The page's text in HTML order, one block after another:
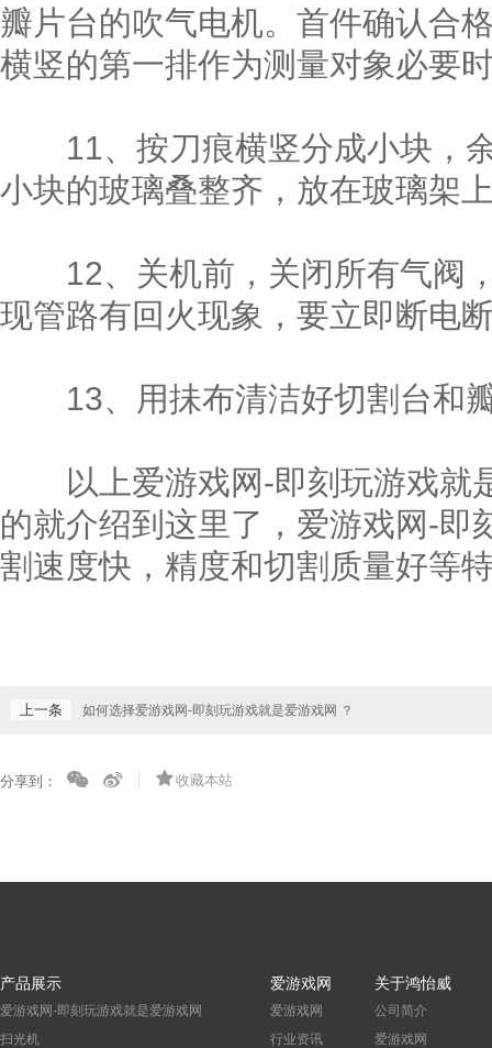
瓣片台的吹气电机。首件确认合
横竖的第一排作为测量对象必要
11、按刀痕横竖分成小块，余
小块的玻璃叠整齐，放在玻璃架
12、关机前，关闭所有气阀，
现管路有回火现象，要立即断电
13、用抺布清洁好切割台和
以上爱游戏网-即刻玩游戏就
的就介绍到这里了，爱游戏网-即
割速度快，精度和切割质量好等
上一条 如何选择爱游戏网-即刻玩游戏就是爱游戏网 ？
分享到： 收藏本站
产品展示
爱游戏网-即刻玩游戏就是爱游戏网
扫光机
爱游戏网
爱游戏网
行业资讯
关于鸿怡威
公司简介
爱游戏网